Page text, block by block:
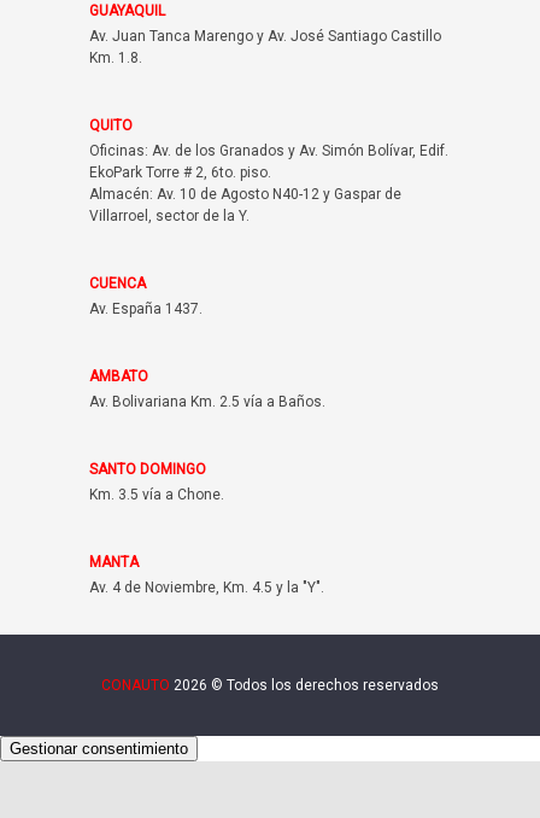
GUAYAQUIL
Av. Juan Tanca Marengo y Av. José Santiago Castillo
Km. 1.8.
QUITO
Oficinas: Av. de los Granados y Av. Simón Bolívar, Edif.
EkoPark Torre # 2, 6to. piso.
Almacén: Av. 10 de Agosto N40-12 y Gaspar de
Villarroel, sector de la Y.
CUENCA
Av. España 1437.
AMBATO
Av. Bolivariana Km. 2.5 vía a Baños.
SANTO DOMINGO
Km. 3.5 vía a Chone.
MANTA
Av. 4 de Noviembre, Km. 4.5 y la "Y".
CONAUTO 2026 © Todos los derechos reservados
Gestionar consentimiento